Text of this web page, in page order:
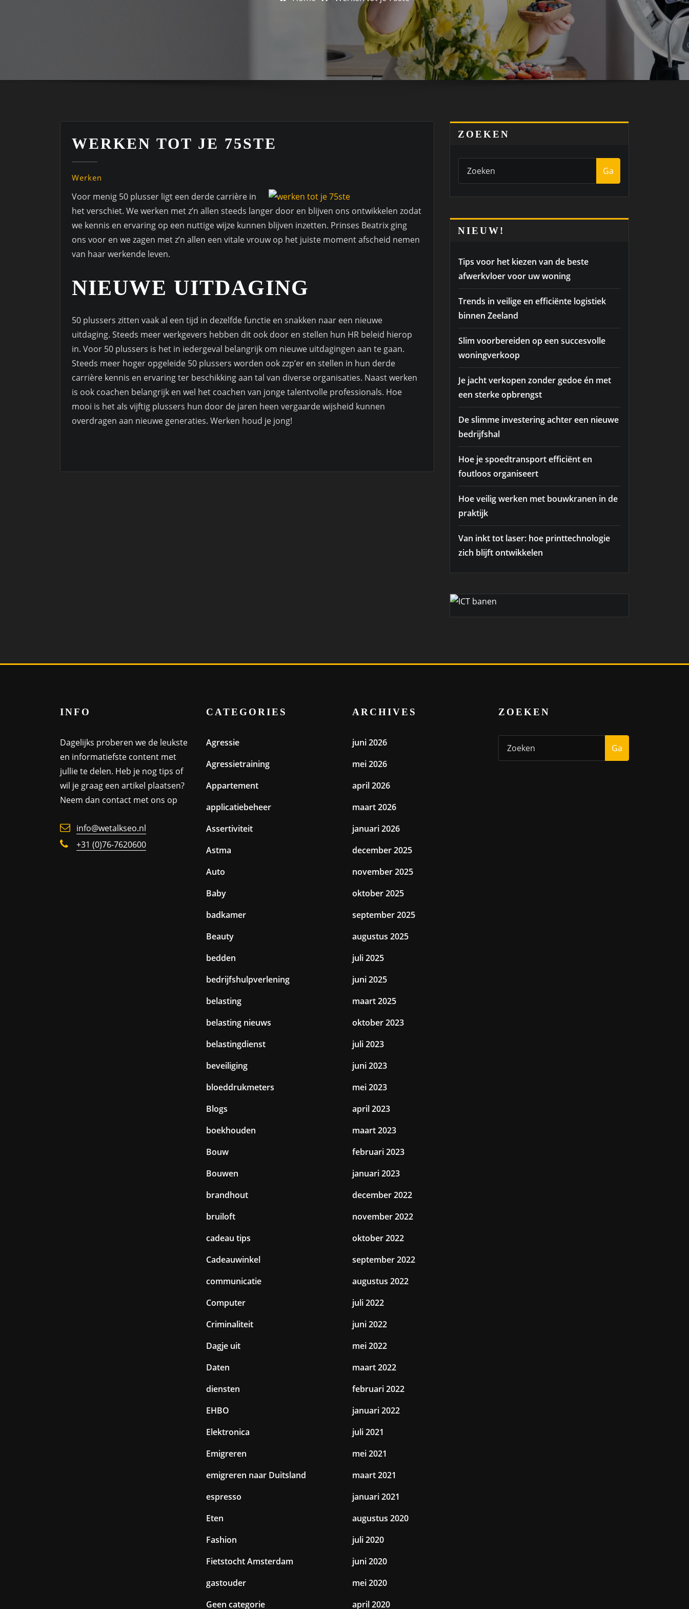
WERKEN TOT JE 75STE
Werken
Voor menig 50 plusser ligt een derde carrière in
het verschiet. We werken met z’n allen steeds langer door en blijven ons ontwikkelen zodat
we kennis en ervaring op een nuttige wijze kunnen blijven inzetten. Prinses Beatrix ging
ons voor en we zagen met z’n allen een vitale vrouw op het juiste moment afscheid nemen
van haar werkende leven.
NIEUWE UITDAGING
50 plussers zitten vaak al een tijd in dezelfde functie en snakken naar een nieuwe
uitdaging. Steeds meer werkgevers hebben dit ook door en stellen hun HR beleid hierop
in. Voor 50 plussers is het in iedergeval belangrijk om nieuwe uitdagingen aan te gaan.
Steeds meer hoger opgeleide 50 plussers worden ook zzp’er en stellen in hun derde
carrière kennis en ervaring ter beschikking aan tal van diverse organisaties. Naast werken
is ook coachen belangrijk en wel het coachen van jonge talentvolle professionals. Hoe
mooi is het als vijftig plussers hun door de jaren heen vergaarde wijsheid kunnen
overdragen aan nieuwe generaties. Werken houd je jong!
ZOEKEN
Ga
NIEUW!
Tips voor het kiezen van de beste
afwerkvloer voor uw woning
Trends in veilige en efficiënte logistiek
binnen Zeeland
Slim voorbereiden op een succesvolle
woningverkoop
Je jacht verkopen zonder gedoe én met
een sterke opbrengst
De slimme investering achter een nieuwe
bedrijfshal
Hoe je spoedtransport efficiënt en
foutloos organiseert
Hoe veilig werken met bouwkranen in de
praktijk
Van inkt tot laser: hoe printtechnologie
zich blijft ontwikkelen
INFO
Dagelijks proberen we de leukste
en informatiefste content met
jullie te delen. Heb je nog tips of
wil je graag een artikel plaatsen?
Neem dan contact met ons op
info@wetalkseo.nl
+31 (0)76-7620600
CATEGORIES
Agressie
Agressietraining
Appartement
applicatiebeheer
Assertiviteit
Astma
Auto
Baby
badkamer
Beauty
bedden
bedrijfshulpverlening
belasting
belasting nieuws
belastingdienst
beveiliging
bloeddrukmeters
Blogs
boekhouden
Bouw
Bouwen
brandhout
bruiloft
cadeau tips
Cadeauwinkel
communicatie
Computer
Criminaliteit
Dagje uit
Daten
diensten
EHBO
Elektronica
Emigreren
emigreren naar Duitsland
espresso
Eten
Fashion
Fietstocht Amsterdam
gastouder
Geen categorie
ARCHIVES
juni 2026
mei 2026
april 2026
maart 2026
januari 2026
december 2025
november 2025
oktober 2025
september 2025
augustus 2025
juli 2025
juni 2025
maart 2025
oktober 2023
juli 2023
juni 2023
mei 2023
april 2023
maart 2023
februari 2023
januari 2023
december 2022
november 2022
oktober 2022
september 2022
augustus 2022
juli 2022
juni 2022
mei 2022
maart 2022
februari 2022
januari 2022
juli 2021
mei 2021
maart 2021
januari 2021
augustus 2020
juli 2020
juni 2020
mei 2020
april 2020
ZOEKEN
Ga